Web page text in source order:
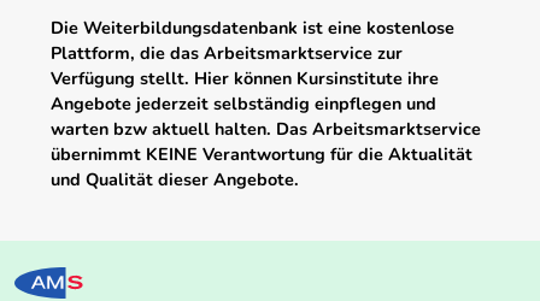
Die Weiterbildungsdatenbank ist eine kostenlose
Plattform, die das Arbeitsmarktservice zur
Verfügung stellt. Hier können Kursinstitute ihre
Angebote jederzeit selbständig einpflegen und
warten bzw aktuell halten. Das Arbeitsmarktservice
übernimmt KEINE Verantwortung für die Aktualität
und Qualität dieser Angebote.